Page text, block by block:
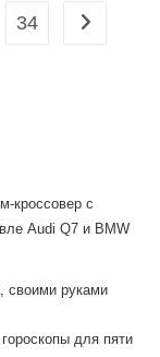
34 Перейти
кроссовер с
Audi Q7 и BMW
своими руками
для пяти